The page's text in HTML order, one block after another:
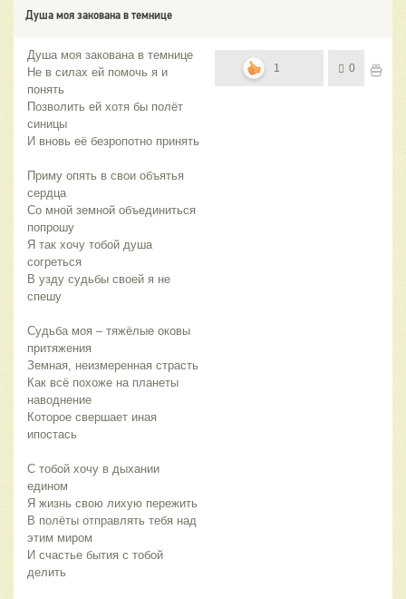
Душа моя закована в темнице
Душа моя закована в темнице
Не в силах ей помочь я и
понять
Позволить ей хотя бы полёт
синицы
И вновь её безропотно принять
Приму опять в свои объятья
сердца
Со мной земной объединиться
попрошу
Я так хочу тобой душа
согреться
В узду судьбы своей я не
спешу
Судьба моя – тяжёлые оковы
притяжения
Земная, неизмеренная страсть
Как всё похоже на планеты
наводнение
Которое свершает иная
ипостась
С тобой хочу в дыхании
едином
Я жизнь свою лихую пережить
В полёты отправлять тебя над
этим миром
И счастье бытия с тобой
делить
1 0